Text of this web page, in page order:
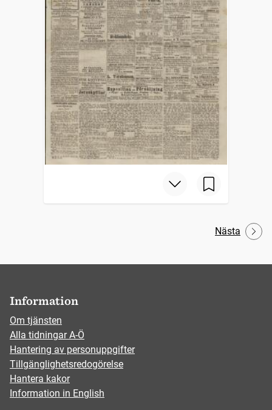
Nästa
Information
Om tjänsten
Alla tidningar A-Ö
Hantering av personuppgifter
Tillgänglighetsredogörelse
Hantera kakor
Information in English